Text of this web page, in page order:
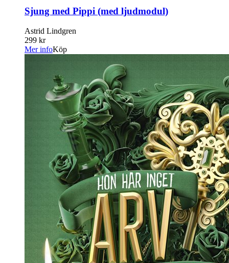
Sjung med Pippi (med ljudmodul)
Astrid Lindgren
299 kr
Mer infoKöp